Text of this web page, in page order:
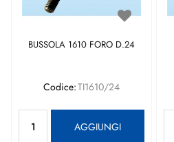
BUSSOLA 1610 FORO D.24
Codice:TI1610/24
AGGIUNGI